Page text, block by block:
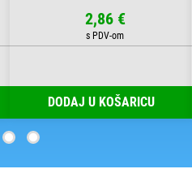
2,86 €
DODAJ U KOŠARICU